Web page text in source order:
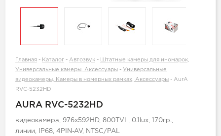
Главная - Каталог - Автозвук - Штатные камеры для иномарок,
Универсальные камеры, Аксессуары - Универсальные
видеокамеры, Камеры в номерных рамках, Аксессуары - AurA
RVC-5232HD
AURA RVC-5232HD
видеокамера, 976x592HD, 800TVL, 0.1lux, 170гр.,
линии, IP68, 4PIN-AV, NTSC/PAL